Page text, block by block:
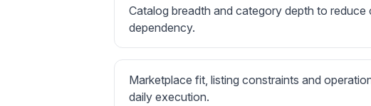
Catalog breadth and category depth to
dependency.
Marketplace fit, listing constraints and
daily execution.